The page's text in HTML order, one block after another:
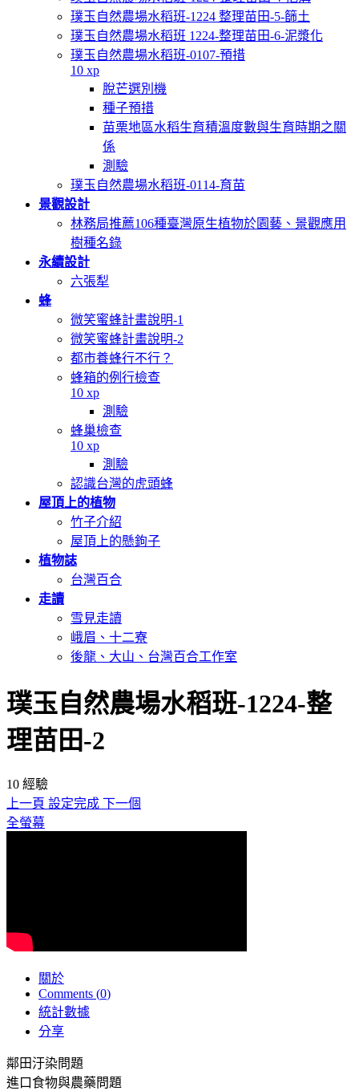
璞玉自然農場水稻班-1224 整理苗田-5-篩土
璞玉自然農場水稻班 1224-整理苗田-6-泥漿化
璞玉自然農場水稻班-0107-預措
10 xp
脫芒選別機
種子預措
苗栗地區水稻生育積溫度數與生育時期之關
係
測驗
璞玉自然農場水稻班-0114-育苗
景觀設計
林務局推薦106種臺灣原生植物於園藝、景觀應用
樹種名錄
永續設計
六張犁
蜂
微笑蜜蜂計畫說明-1
微笑蜜蜂計畫說明-2
都市養蜂行不行？
蜂箱的例行檢查
10 xp
測驗
蜂巢檢查
10 xp
測驗
認識台灣的虎頭蜂
屋頂上的植物
竹子介紹
屋頂上的懸鉤子
植物誌
台灣百合
走讀
雪見走讀
峨眉、十二寮
後龍、大山、台灣百合工作室
璞玉自然農場水稻班-1224-整
理苗田-2
10 經驗
上一頁 設定完成 下一個
全螢幕
關於
Comments (0)
統計數據
分享
鄰田汙染問題
進口食物與農藥問題